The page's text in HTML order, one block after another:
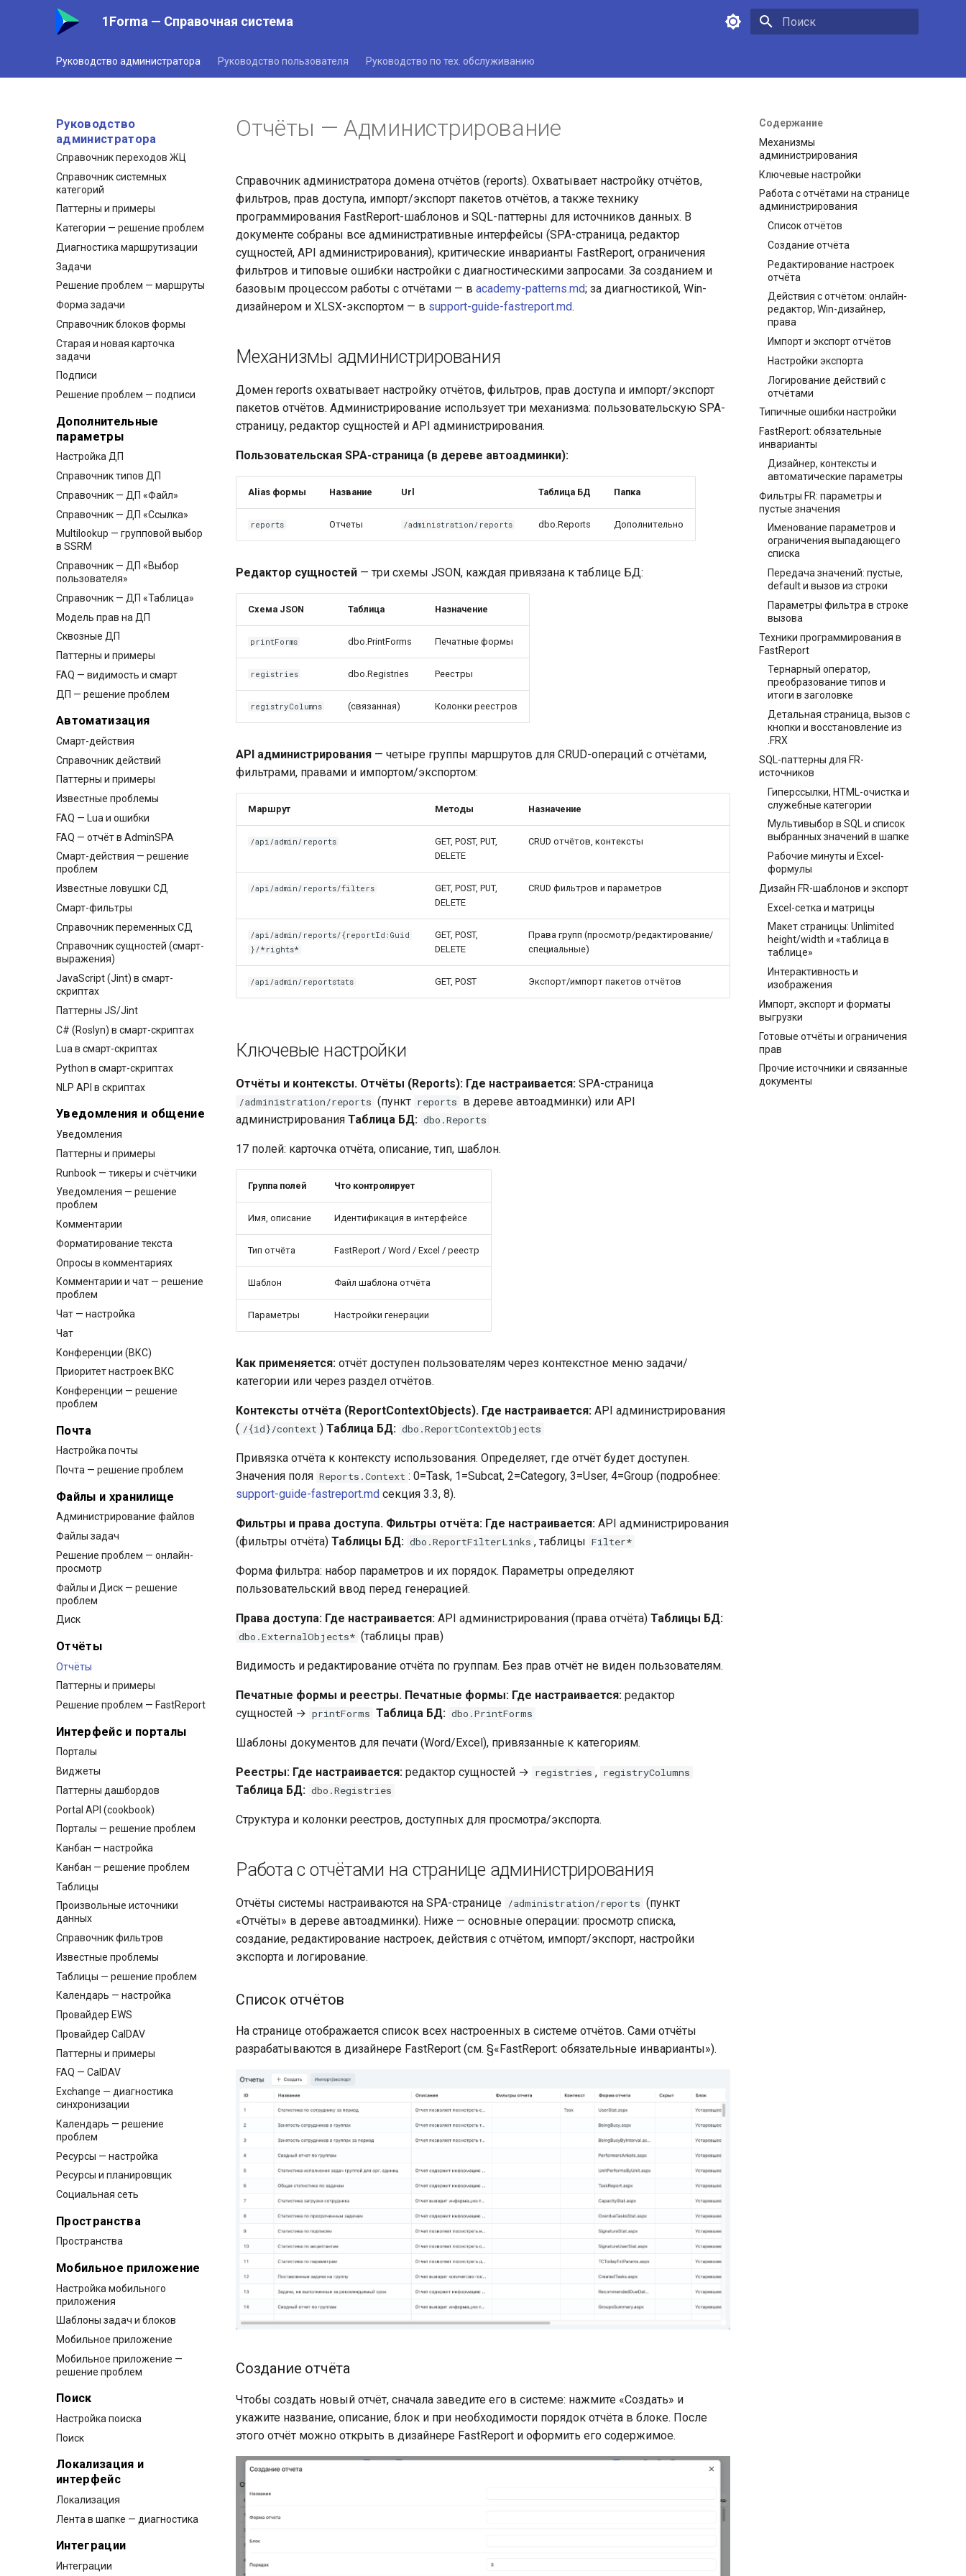
1Forma — Справочная система
Руководство администратора Руководство пользователя Руководство по тех. обслуживанию
Руководство
администратора
Паттерны — права
Оргструктура
Методы синхронизации
Категории и процессы
Категории
Справочник переходов ЖЦ
Справочник системных
категорий
Паттерны и примеры
Категории — решение проблем
Диагностика маршрутизации
Задачи
Решение проблем — маршруты
Форма задачи
Справочник блоков формы
Старая и новая карточка
задачи
Подписи
Решение проблем — подписи
Дополнительные
параметры
Настройка ДП
Справочник типов ДП
Справочник — ДП «Файл»
Справочник — ДП «Ссылка»
Multilookup — групповой выбор
в SSRM
Справочник — ДП «Выбор
пользователя»
Справочник — ДП «Таблица»
Модель прав на ДП
Сквозные ДП
Паттерны и примеры
FAQ — видимость и смарт
ДП — решение проблем
Автоматизация
Смарт-действия
Справочник действий
Паттерны и примеры
Известные проблемы
FAQ — Lua и ошибки
FAQ — отчёт в AdminSPA
Смарт-действия — решение
проблем
Известные ловушки СД
Смарт-фильтры
Справочник переменных СД
Справочник сущностей (смарт-
выражения)
JavaScript (Jint) в смарт-
скриптах
Паттерны JS/Jint
C# (Roslyn) в смарт-скриптах
Lua в смарт-скриптах
Python в смарт-скриптах
NLP API в скриптах
Уведомления и общение
Уведомления
Паттерны и примеры
Runbook — тикеры и счётчики
Уведомления — решение
проблем
Комментарии
Форматирование текста
Опросы в комментариях
Комментарии и чат — решение
проблем
Чат — настройка
Чат
Конференции (ВКС)
Приоритет настроек ВКС
Конференции — решение
проблем
Почта
Настройка почты
Почта — решение проблем
Файлы и хранилище
Администрирование файлов
Файлы задач
Решение проблем — онлайн-
просмотр
Файлы и Диск — решение
проблем
Диск
Отчёты
Отчёты
Паттерны и примеры
Решение проблем — FastReport
Интерфейс и порталы
Порталы
Виджеты
Паттерны дашбордов
Portal API (cookbook)
Порталы — решение проблем
Канбан — настройка
Канбан — решение проблем
Таблицы
Произвольные источники
данных
Справочник фильтров
Известные проблемы
Таблицы — решение проблем
Календарь — настройка
Провайдер EWS
Провайдер CalDAV
Паттерны и примеры
FAQ — CalDAV
Exchange — диагностика
синхронизации
Календарь — решение
проблем
Ресурсы — настройка
Ресурсы и планировщик
Социальная сеть
Пространства
Пространства
Мобильное приложение
Настройка мобильного
приложения
Шаблоны задач и блоков
Мобильное приложение
Мобильное приложение —
решение проблем
Поиск
Настройка поиска
Поиск
Локализация и
интерфейс
Локализация
Лента в шапке — диагностика
Интеграции
Интеграции
Содержание
Механизмы
администрирования
Ключевые настройки
Работа с отчётами на странице
администрирования
Список отчётов
Создание отчёта
Редактирование настроек
отчёта
Действия с отчётом: онлайн-
редактор, Win-дизайнер,
права
Импорт и экспорт отчётов
Настройки экспорта
Логирование действий с
отчётами
Типичные ошибки настройки
FastReport: обязательные
инварианты
Дизайнер, контексты и
автоматические параметры
Фильтры FR: параметры и
пустые значения
Именование параметров и
ограничения выпадающего
списка
Передача значений: пустые,
default и вызов из строки
Параметры фильтра в строке
вызова
Техники программирования в
FastReport
Тернарный оператор,
преобразование типов и
итоги в заголовке
Детальная страница, вызов с
кнопки и восстановление из
.FRX
SQL-паттерны для FR-
источников
Гиперссылки, HTML-очистка и
служебные категории
Мультивыбор в SQL и список
выбранных значений в шапке
Рабочие минуты и Excel-
формулы
Дизайн FR-шаблонов и экспорт
Excel-сетка и матрицы
Макет страницы: Unlimited
height/width и «таблица в
таблице»
Интерактивность и
изображения
Импорт, экспорт и форматы
выгрузки
Готовые отчёты и ограничения
прав
Прочие источники и связанные
документы
Отчёты — Администрирование
Справочник администратора домена отчётов (reports). Охватывает настройку отчётов,
фильтров, прав доступа, импорт/экспорт пакетов отчётов, а также технику
программирования FastReport-шаблонов и SQL-паттерны для источников данных. В
документе собраны все административные интерфейсы (SPA-страница, редактор
сущностей, API администрирования), критические инварианты FastReport, ограничения
фильтров и типовые ошибки настройки с диагностическими запросами. За созданием и
базовым процессом работы с отчётами — в academy-patterns.md; за диагностикой, Win-
дизайнером и XLSX-экспортом — в support-guide-fastreport.md.
Механизмы администрирования
Домен reports охватывает настройку отчётов, фильтров, прав доступа и импорт/экспорт
пакетов отчётов. Администрирование использует три механизма: пользовательскую SPA-
страницу, редактор сущностей и API администрирования.
Пользовательская SPA-страница (в дереве автоадминки):
Alias формы Название Url Таблица БД Папка
reports Отчеты /administration/reports dbo.Reports Дополнительно
Редактор сущностей — три схемы JSON, каждая привязана к таблице БД:
Схема JSON Таблица Назначение
printForms dbo.PrintForms Печатные формы
registries dbo.Registries Реестры
registryColumns (связанная) Колонки реестров
API администрирования — четыре группы маршрутов для CRUD-операций с отчётами,
фильтрами, правами и импортом/экспортом:
Маршрут Методы Назначение
/api/admin/reports
GET, POST, PUT,
DELETE
CRUD отчётов, контексты
/api/admin/reports/filters
GET, POST, PUT,
DELETE
CRUD фильтров и параметров
/api/admin/reports/{reportId:Guid
}/*rights*
GET, POST,
DELETE
Права групп (просмотр/редактирование/
специальные)
/api/admin/reportstats GET, POST Экспорт/импорт пакетов отчётов
Ключевые настройки
Отчёты и контексты. Отчёты (Reports): Где настраивается: SPA-страница
/administration/reports (пункт reports в дереве автоадминки) или API
администрирования Таблица БД: dbo.Reports
17 полей: карточка отчёта, описание, тип, шаблон.
Группа полей Что контролирует
Имя, описание Идентификация в интерфейсе
Тип отчёта FastReport / Word / Excel / реестр
Шаблон Файл шаблона отчёта
Параметры Настройки генерации
Как применяется: отчёт доступен пользователям через контекстное меню задачи/
категории или через раздел отчётов.
Контексты отчёта (ReportContextObjects). Где настраивается: API администрирования
( /{id}/context ) Таблица БД: dbo.ReportContextObjects
Привязка отчёта к контексту использования. Определяет, где отчёт будет доступен.
Значения поля Reports.Context : 0=Task, 1=Subcat, 2=Category, 3=User, 4=Group (подробнее:
support-guide-fastreport.md секция 3.3, 8).
Фильтры и права доступа. Фильтры отчёта: Где настраивается: API администрирования
(фильтры отчёта) Таблицы БД: dbo.ReportFilterLinks , таблицы Filter*
Форма фильтра: набор параметров и их порядок. Параметры определяют
пользовательский ввод перед генерацией.
Права доступа: Где настраивается: API администрирования (права отчёта) Таблицы БД:
dbo.ExternalObjects* (таблицы прав)
Видимость и редактирование отчёта по группам. Без прав отчёт не виден пользователям.
Печатные формы и реестры. Печатные формы: Где настраивается: редактор
сущностей → printForms Таблица БД: dbo.PrintForms
Шаблоны документов для печати (Word/Excel), привязанные к категориям.
Реестры: Где настраивается: редактор сущностей → registries , registryColumns
Таблица БД: dbo.Registries
Структура и колонки реестров, доступных для просмотра/экспорта.
Работа с отчётами на странице администрирования
Отчёты системы настраиваются на SPA-странице /administration/reports (пункт
«Отчёты» в дереве автоадминки). Ниже — основные операции: просмотр списка,
создание, редактирование настроек, действия с отчётом, импорт/экспорт, настройки
экспорта и логирование.
Список отчётов
На странице отображается список всех настроенных в системе отчётов. Сами отчёты
разрабатываются в дизайнере FastReport (см. §«FastReport: обязательные инварианты»).
Создание отчёта
Чтобы создать новый отчёт, сначала заведите его в системе: нажмите «Создать» и
укажите название, описание, блок и при необходимости порядок отчёта в блоке. После
этого отчёт можно открыть в дизайнере FastReport и оформить его содержимое.